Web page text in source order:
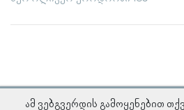
ამ ვებგვერდის გამოყენებით